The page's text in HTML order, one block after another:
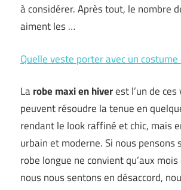
à considérer. Après tout, le nombre
aiment les …
Quelle veste porter avec un costume
Larobe maxi en hiverest l’un de
peuvent résoudre la tenue en
rendant le look raffiné et chic, mais
urbain et moderne. Si nous pensons
robe longue ne convient qu’aux mois
nous nous sentons en désaccord,